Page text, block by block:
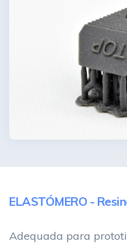
ELASTÓMERO -
Adequada para